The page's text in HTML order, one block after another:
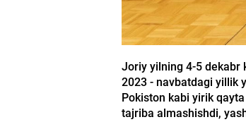
Joriy yilning 4-5 dekabr
2023 - navbatdagi yillik
Pokiston kabi yirik
tajriba almashishdi,